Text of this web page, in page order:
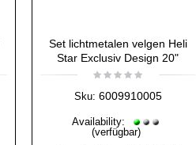
Set lichtmetalen velgen Heli
Star Exclusiv Design 20"
Sku: 6009910005
Availability:
(verfügbar)